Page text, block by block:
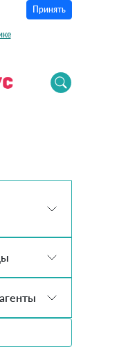
Принять